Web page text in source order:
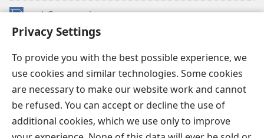
Privacy Settings
To provide you with the best possible experience, we
use cookies and similar technologies. Some cookies
are necessary to make our website work and cannot
be refused. You can accept or decline the use of
additional cookies, which we use only to improve
நன்கொடைகள்
new
(opens
JW Hub®
window)JW லைப்ரரி
உவாட்ச்டவர் லைப்ரரி